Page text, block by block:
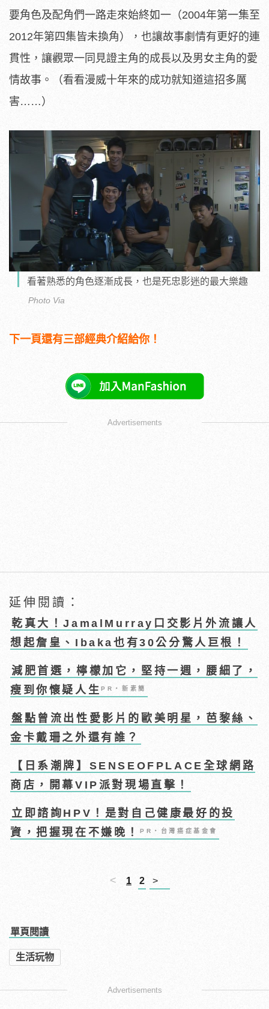
要角色及配角們一路走來始終如一（2004年第一集至
2012年第四集皆未換角），也讓故事劇情有更好的連
貫性，讓觀眾一同見證主角的成長以及男女主角的愛
情故事。（看看漫威十年來的成功就知道這招多厲
害……）
看著熟悉的角色逐漸成長，也是死忠影迷的最大樂趣
Photo Via
下一頁還有三部經典介紹給你！
Advertisements
延伸閱讀：
乾真大！JamalMurray口交影片外流讓人
想起詹皇、Ibaka也有30公分驚人巨根！
減肥首選，檸檬加它，堅持一週，腰細了，
瘦到你懷疑人生PR・新素簡
盤點曾流出性愛影片的歐美明星，芭黎絲、
金卡戴珊之外還有誰？
【日系潮牌】SENSEOFPLACE全球網路
商店，開幕VIP派對現場直擊！
立即諮詢HPV！是對自己健康最好的投
資，把握現在不嫌晚！PR・台灣癌症基金會
< 1 2 >
單頁閱讀
生活玩物
Advertisements